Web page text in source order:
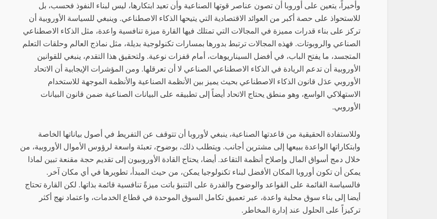
وأخيراً، يتعين على أوروبا أن تصون عناصر قوتها الصناعية وأن تعيد ابتكارها، ليس لبناء النفوذ فحسب، بل
للاستحواذ على حصة أكبر من العوائد الاقتصادية التي يتيحها الذكاء الاصطناعي. وينبغي للسياسة الأوروبية أن
تركز على بناء قدرات مميزة في المجالات التي تمتلك فيها القارة ميزة تنافسية واعدة، مثل الذكاء الاصطناعي
الصناعي والروبوتات. فهذه المجالات ترتبط بدورها بمسارات تكنولوجية بديلة، مثل نماذج العالم وحلقات التعلم
المتجسد، ما يفتح الباب، في أفضل السيناريوهات، أمام قفزات نوعية. ولتحقيق هذا التقدم، ينبغي للقوانين
الأوروبية أن تدعم الريادة في الذكاء الاصطناعي الصناعي لا أن تعرقلها. ومن المؤشرات الإيجابية أن الاتحاد
الأوروبي عدَل قانون الذكاء الاصطناعي بحيث يميز بين الأنظمة الصناعية والأنظمة الموجهة للاستخدام
الاستهلاكي الواسع، وهو منطق يحتاج الاتحاد أيضاً إلى تطبيقه على البيانات الصناعية ضمن قانون البيانات
الأوروبي.
وللاستفادة الحقيقية من قاعدتها الصناعية، ينبغي لأوروبا أن تتوقف عن التفريط في أصول بياناتها الخاصة
وابتكاراتها الواعدة ببيعها إلى مشترين أجانب. ويتطلب ذلك، بوضوح، تعبئة واسعة لرؤوس الأموال الأوروبية، من
خلال دمج أسواق المال وإصلاح أنظمة التقاعد. أيضا، يحتاج القادة الأوروبيون إلى تقديم حجة مقنعة تبين لماذا
يمكن أن تكون أوروبا المكان الأفضل لبناء تكنولوجيا يمكن، من حيث المبدأ، تطويرها في أي مكان آخر.
فالسياسة القائمة على القواعد والوضوح والقدرة على التنبؤ باتت ميزةً تنافسية قائمة بذاتها. لكن القارة تحتاج
أيضا إلى بناء سوق محلية واعدة، عبر تعميق تكامل السوق الموحدة في قطاع الخدمات، واعتماد نهج أكثر
تركيزاً على الحلول عند إدارة المخاطر.